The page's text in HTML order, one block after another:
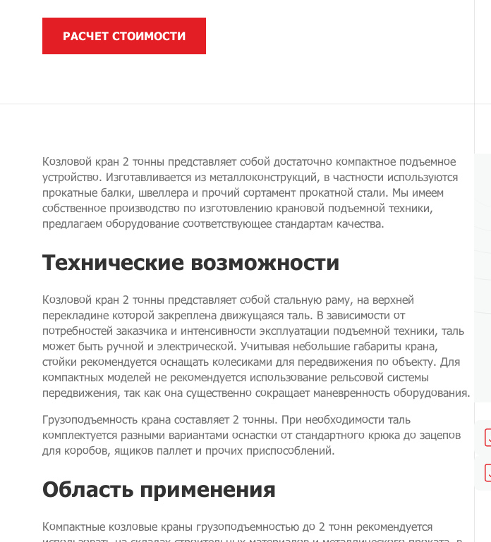
РАСЧЕТ СТОИМОСТИ
Козловой кран 2 тонны представляет собой достаточно компактное подъемное
устройство. Изготавливается из металлоконструкций, в частности используются
прокатные балки, швеллера и прочий сортамент прокатной стали. Мы имеем
собственное производство по изготовлению крановой подъемной техники,
предлагаем оборудование соответствующее стандартам качества.
Технические возможности
Козловой кран 2 тонны представляет собой стальную раму, на верхней
перекладине которой закреплена движущаяся таль. В зависимости от
потребностей заказчика и интенсивности эксплуатации подъемной техники, таль
может быть ручной и электрической. Учитывая небольшие габариты крана,
стойки рекомендуется оснащать колесиками для передвижения по объекту. Для
компактных моделей не рекомендуется использование рельсовой системы
передвижения, так как она существенно сокращает маневренность оборудования.
Грузоподъемность крана составляет 2 тонны. При необходимости таль
комплектуется разными вариантами оснастки от стандартного крюка до зацепов
для коробов, ящиков паллет и прочих приспособлений.
Область применения
Компактные козловые краны грузоподъемностью до 2 тонн рекомендуется